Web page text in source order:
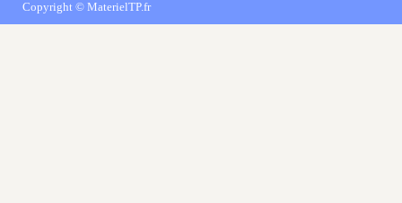
Copyright © MaterielTP.fr